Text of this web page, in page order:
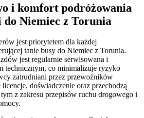
i komfort podróżowania
Niemiec z Torunia
jest priorytetem dla każdej
tanie busy do Niemiec z Torunia.
jest regularnie serwisowana i
technicznym, co minimalizuje ryzyko
zatrudniani przez przewoźników
doświadczenie oraz przechodzą
z zakresu przepisów ruchu drogowego i